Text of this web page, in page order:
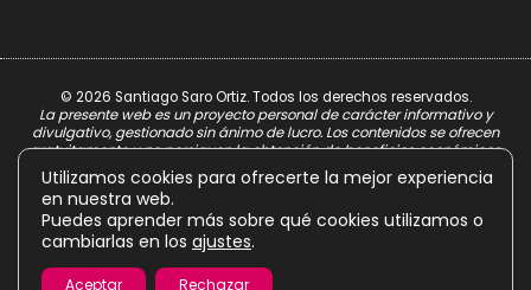
© 2026 Santiago Saro Ortiz. Todos los derechos reservados.
La presente web es un proyecto personal de carácter informativo y
divulgativo, gestionado sin ánimo de lucro. Los contenidos se ofrecen
gratuitamente y no persiguen la obtención de beneficios económicos.
Política de Privacidad
Política de Cookies
Utilizamos cookies para ofrecerte la mejor experiencia
en nuestra web.
Puedes aprender más sobre qué cookies utilizamos o
cambiarlas en los ajustes.
Aceptar Rechazar